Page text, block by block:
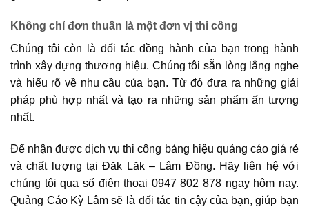
Không chỉ đơn thuần là một đơn vị thi công
Chúng tôi còn là đối tác đồng hành của bạn trong hành
trình xây dựng thương hiệu. Chúng tôi sẵn lòng lắng nghe
và hiểu rõ về nhu cầu của bạn. Từ đó đưa ra những giải
pháp phù hợp nhất và tạo ra những sản phẩm ấn tượng
nhất.
Để nhận được dịch vụ thi công bảng hiệu quảng cáo giá rẻ
và chất lượng tại Đăk Lăk – Lâm Đồng. Hãy liên hệ với
chúng tôi qua số điện thoại 0947 802 878 ngay hôm nay.
Quảng Cáo Kỳ Lâm sẽ là đối tác tin cậy của bạn, giúp bạn